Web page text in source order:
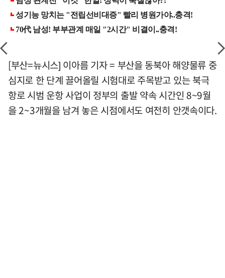
[부산=뉴시스] 이아름 기자 = 부산을 동북아 해양물류 중
심지로 한 단계 끌어올릴 시험대로 주목받고 있는 북극
항로 시범 운항 사업이 정부의 출발 약속 시간인 8~9월
을 2~3개월을 남겨 놓은 시점에서도 여전히 안갯속이다.